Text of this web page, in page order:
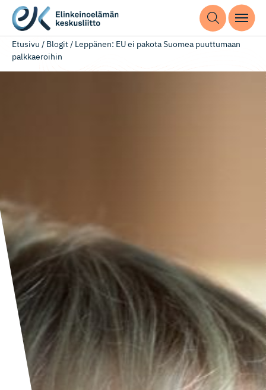
Etusivu / Blogit/ Leppänen: EU ei pakota Suomea puuttumaan
palkkaeroihin